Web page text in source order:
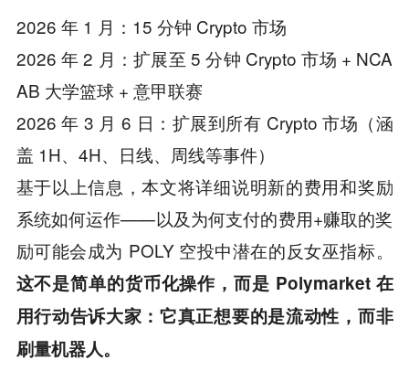
2026 年 1 月：15 分钟 Crypto 市场
2026 年 2 月：扩展至 5 分钟 Crypto 市场 + NCA
AB 大学篮球 + 意甲联赛
2026 年 3 月 6 日：扩展到所有 Crypto 市场（涵
盖 1H、4H、日线、周线等事件）
基于以上信息，本文将详细说明新的费用和奖励
系统如何运作——以及为何支付的费用+赚取的奖
励可能会成为 POLY 空投中潜在的反女巫指标。
这不是简单的货币化操作，而是 Polymarket 在
用行动告诉大家：它真正想要的是流动性，而非
刷量机器人。